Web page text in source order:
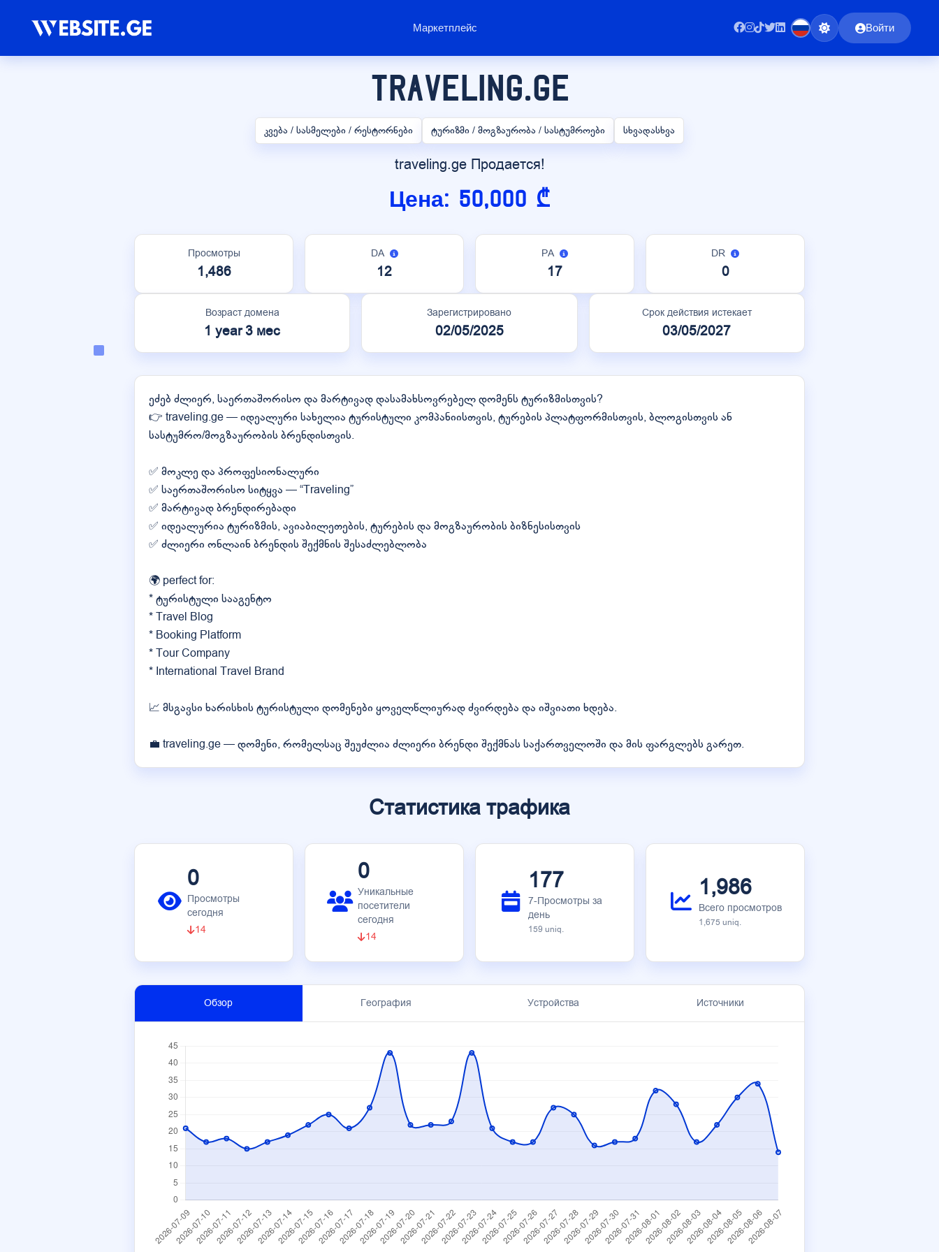
Маркетплейс Войти
traveling.ge
კვება / სასმელები / რესტორნები ტურიზმი / მოგზაურობა / სასტუმროები სხვადასხვა
traveling.ge Продается!
Цена: 50,000 ₾
Просмотры
1,486
DA
12
PA
17
DR
0
Возраст домена
1 year 3 мес
Зарегистрировано
02/05/2025
Срок действия истекает
03/05/2027
ეძებ ძლიერ, საერთაშორისო და მარტივად დასამახსოვრებელ დომენს ტურიზმისთვის?
👉 traveling.ge — იდეალური სახელია ტურისტული კომპანიისთვის, ტურების პლატფორმისთვის, ბლოგისთვის ან
სასტუმრო/მოგზაურობის ბრენდისთვის.
✅ მოკლე და პროფესიონალური
✅ საერთაშორისო სიტყვა — “Traveling”
✅ მარტივად ბრენდირებადი
✅ იდეალურია ტურიზმის, ავიაბილეთების, ტურების და მოგზაურობის ბიზნესისთვის
✅ ძლიერი ონლაინ ბრენდის შექმნის შესაძლებლობა
🌍 perfect for:
* ტურისტული სააგენტო
* Travel Blog
* Booking Platform
* Tour Company
* International Travel Brand
📈 მსგავსი ხარისხის ტურისტული დომენები ყოველწლიურად ძვირდება და იშვიათი ხდება.
💼 traveling.ge — დომენი, რომელსაც შეუძლია ძლიერი ბრენდი შექმნას საქართველოში და მის ფარგლებს გარეთ.
Статистика трафика
0
Просмотры
сегодня
14
0
Уникальные
посетители
сегодня
14
177
7-Просмотры за
день
159 uniq.
1,986
Всего просмотров
1,675 uniq.
Обзор География Устройства Источники